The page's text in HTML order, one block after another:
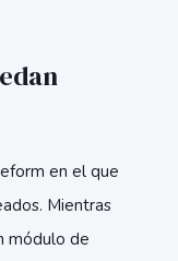
en el que
Mientras
módulo de